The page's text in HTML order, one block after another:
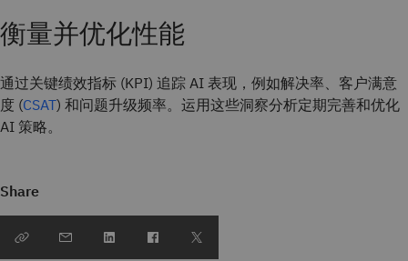
衡量并优化性能
通过关键绩效指标 (KPI) 追踪 AI 表现，例如解决率、客户满意
度 (CSAT) 和问题升级频率。运用这些洞察分析定期完善和优化
AI 策略。
Share